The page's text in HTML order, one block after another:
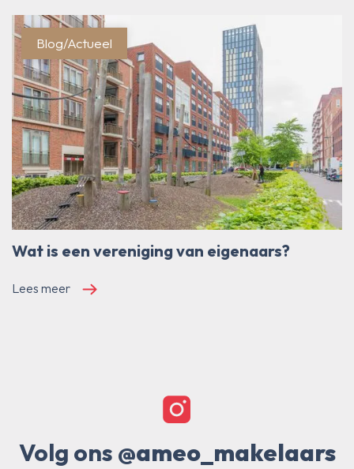
Blog/Actueel
Wat is een vereniging van eigenaars?
Lees meer
Volg ons @ameo_makelaars